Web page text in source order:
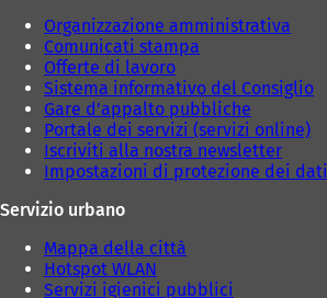
Organizzazione amministrativa
Comunicati stampa
Offerte di lavoro
Sistema informativo del Consiglio
Gare d'appalto pubbliche
Portale dei servizi (servizi online)
Iscriviti alla nostra newsletter
Impostazioni di protezione dei dati
Servizio urbano
Mappa della città
Hotspot WLAN
Servizi igienici pubblici